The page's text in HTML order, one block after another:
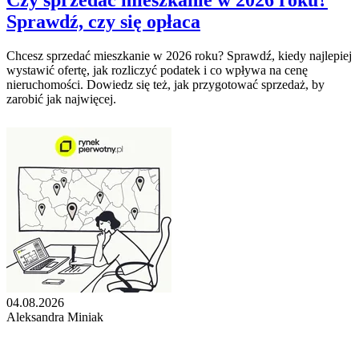
Sprawdź, czy się opłaca
Chcesz sprzedać mieszkanie w 2026 roku? Sprawdź, kiedy najlepiej
wystawić ofertę, jak rozliczyć podatek i co wpływa na cenę
nieruchomości. Dowiedz się też, jak przygotować sprzedaż, by
zarobić jak najwięcej.
04.08.2026
Aleksandra Miniak